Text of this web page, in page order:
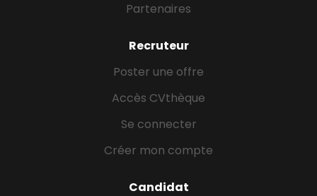
Partenaires
Recruteur
Poster une offre
Accès CVthèque
Se connecter
Créer mon compte
Candidat